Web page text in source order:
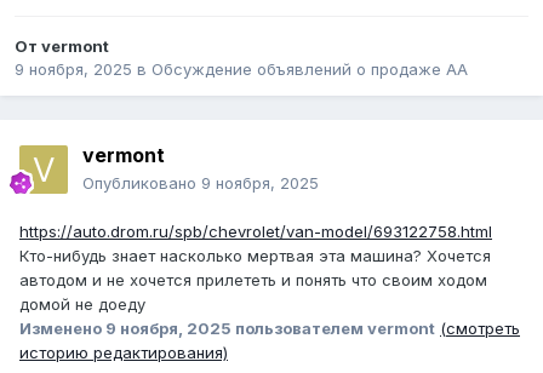
От vermont
9 ноября, 2025 в Обсуждение объявлений о продаже АА
vermont
Опубликовано 9 ноября, 2025
https://auto.drom.ru/spb/chevrolet/van-model/693122758.html
Кто-нибудь знает насколько мертвая эта машина? Хочется
автодом и не хочется прилететь и понять что своим ходом
домой не доеду
Изменено 9 ноября, 2025 пользователем vermont (смотреть
историю редактирования)